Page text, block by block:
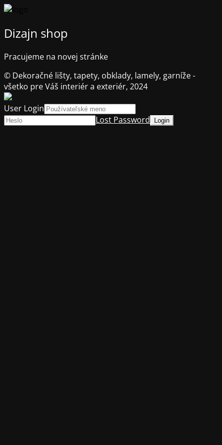
Dizajn shop
Pracujeme na novej stránke
© Dekoračné lišty, tapety, obklady, lamely, garníže -
všetko pre Váš interiér a exteriér, 2024
User Login
Lost Password